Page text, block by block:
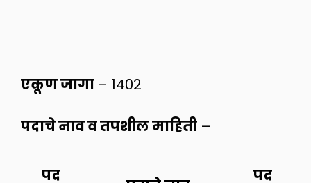
एकूण जागा – 1402
पदाचे नाव व तपशील माहिती –
पद
पद